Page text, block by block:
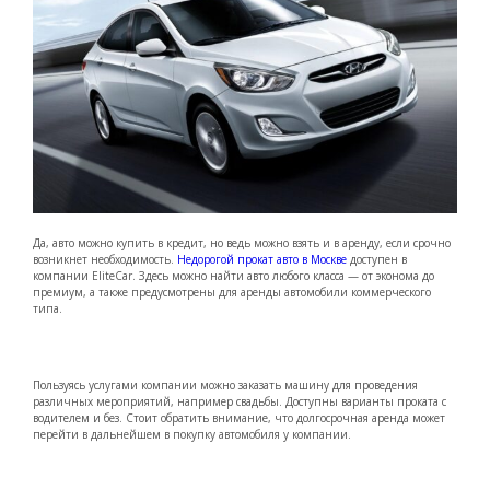
Да, авто можно купить в кредит, но ведь можно взять и в аренду, если срочно
возникнет необходимость. Недорогой прокат авто в Москве доступен в
компании EliteCar. Здесь можно найти авто любого класса — от эконома до
премиум, а также предусмотрены для аренды автомобили коммерческого
типа.
Пользуясь услугами компании можно заказать машину для проведения
различных мероприятий, например свадьбы. Доступны варианты проката с
водителем и без. Стоит обратить внимание, что долгосрочная аренда может
перейти в дальнейшем в покупку автомобиля у компании.